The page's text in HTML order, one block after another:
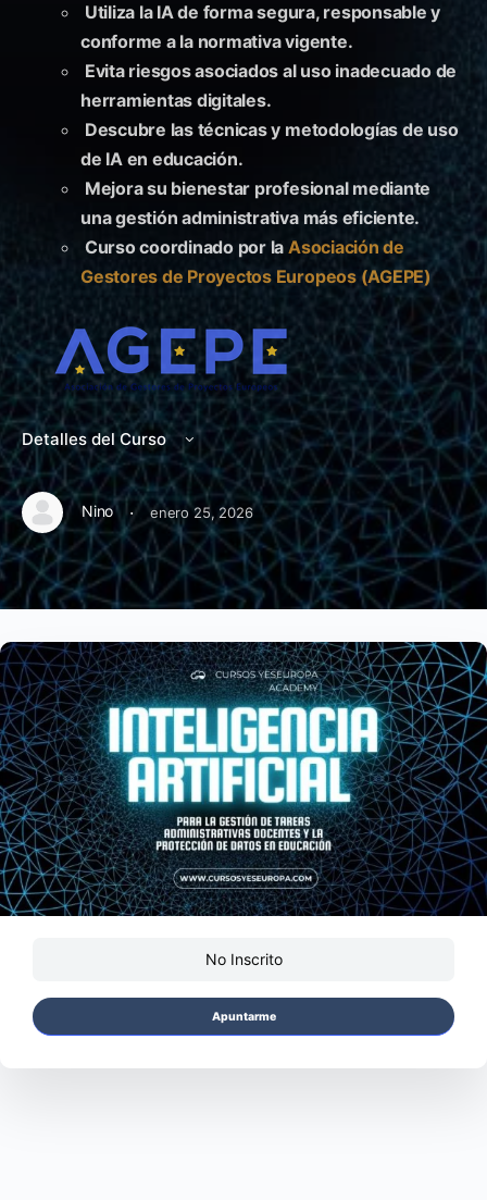
Utiliza la IA de forma segura, responsable y
conforme a la normativa vigente.
Evita riesgos asociados al uso inadecuado de
herramientas digitales.
Descubre las técnicas y metodologías de uso
de IA en educación.
Mejora su bienestar profesional mediante
una gestión administrativa más eficiente.
Curso coordinado por la Asociación de
Gestores de Proyectos Europeos (AGEPE)
Detalles del Curso
Nino · enero 25, 2026
No Inscrito
Apuntarme